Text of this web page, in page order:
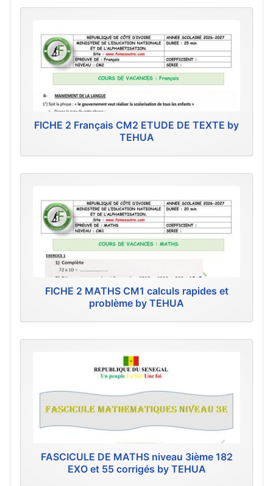
FICHE 2 Français CM2 ETUDE DE TEXTE by
TEHUA
FICHE 2 MATHS CM1 calculs rapides et
problème by TEHUA
FASCICULE DE MATHS niveau 3ième 182
EXO et 55 corrigés by TEHUA